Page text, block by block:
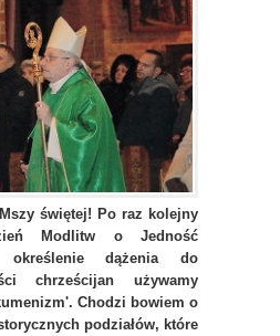
świętej! Po raz kolejny
Modlitw o Jedność
określenie dążenia do
chrześcijan używamy
Chodzi bowiem o
podziałów, które